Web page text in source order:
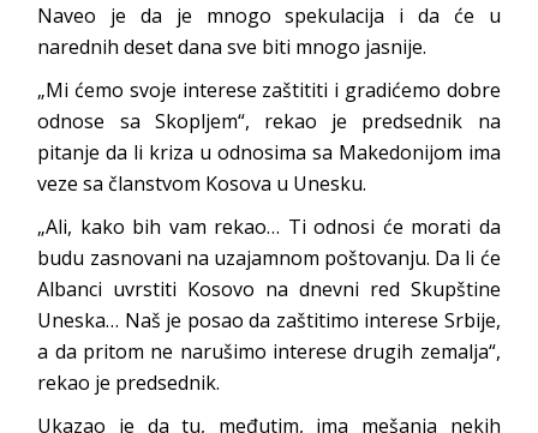
Naveo je da je mnogo spekulacija i da će u
narednih deset dana sve biti mnogo jasnije.
„Mi ćemo svoje interese zaštititi i gradićemo dobre
odnose sa Skopljem“, rekao je predsednik na
pitanje da li kriza u odnosima sa Makedonijom ima
veze sa članstvom Kosova u Unesku.
„Ali, kako bih vam rekao… Ti odnosi će morati da
budu zasnovani na uzajamnom poštovanju. Da li će
Albanci uvrstiti Kosovo na dnevni red Skupštine
Uneska… Naš je posao da zaštitimo interese Srbije,
a da pritom ne narušimo interese drugih zemalja“,
rekao je predsednik.
Ukazao je da tu, međutim, ima mešanja nekih